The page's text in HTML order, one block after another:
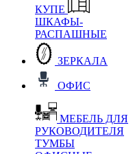
КУПЕ
ШКАФЫ-
РАСПАШНЫЕ
ЗЕРКАЛА
ОФИС
МЕБЕЛЬ ДЛЯ
РУКОВОДИТЕЛЯ
ТУМБЫ